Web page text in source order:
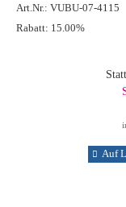
Art.Nr.: VUBU-07-4115
Rabatt: 15.00%
Statt
Auf